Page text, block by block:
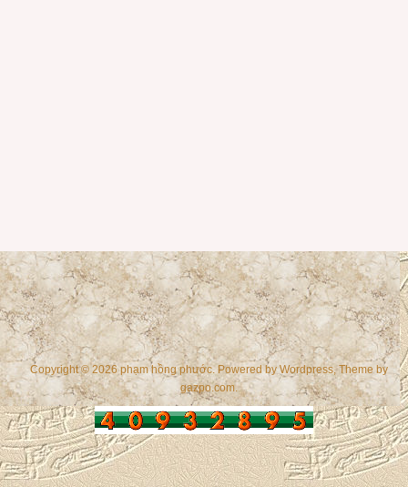
Copyright © 2026 phạm hồng phước. Powered byWordpress, Theme by
gazpo.com.